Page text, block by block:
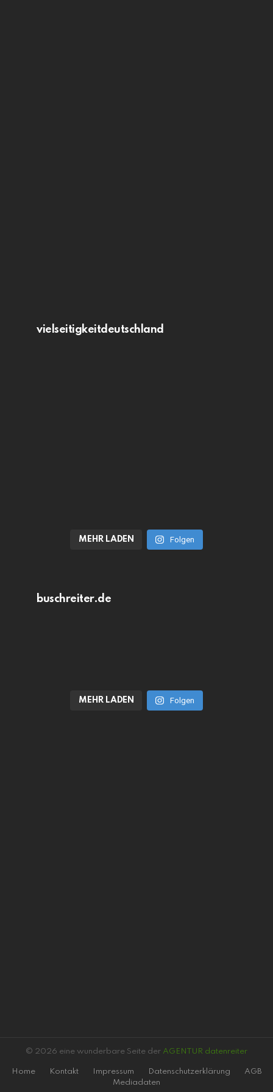
vielseitigkeitdeutschland
MEHR LADEN Folgen
buschreiter.de
MEHR LADEN Folgen
© 2026 eine wunderbare Seite der AGENTUR datenreiter
Home Kontakt Impressum Datenschutzerklärung
AGB
Mediadaten